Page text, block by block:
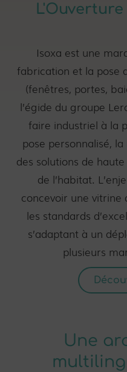
Isoxa est une
fabrication et la pose
(fenêtres, portes,
l’égide du groupe
faire industriel à la
pose personnalisé,
des solutions de
de l’habitat.
concevoir une
les standards
s’adaptant à un
plusieurs
Une